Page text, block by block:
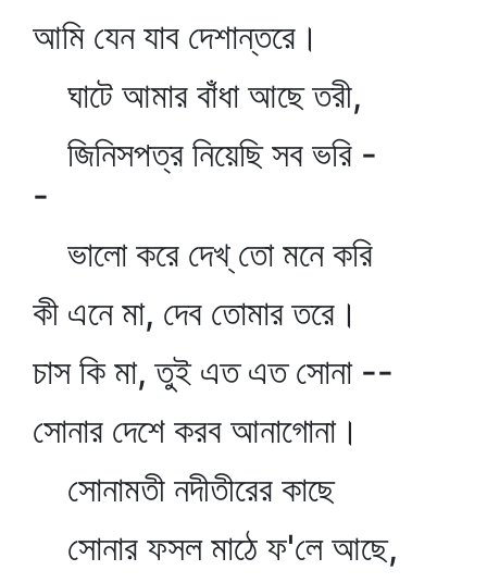
আমি যেন যাব দেশান্তরে।
ঘাটে আমার বাঁধা আছে তরী,
জিনিসপত্র নিয়েছি সব ভরি -
-
ভালো করে দেখ্‌ তো মনে করি
কী এনে মা, দেব তোমার তরে।
চাস কি মা, তুই এত এত সোনা --
সোনার দেশে করব আনাগোনা।
সোনামতী নদীতীরের কাছে
সোনার ফসল মাঠে ফ'লে আছে,